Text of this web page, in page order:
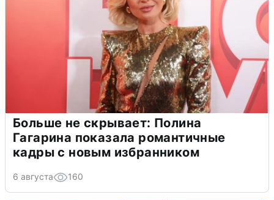
Больше не скрывает: Полина
Гагарина показала романтичные
кадры с новым избранником
6 августа 160